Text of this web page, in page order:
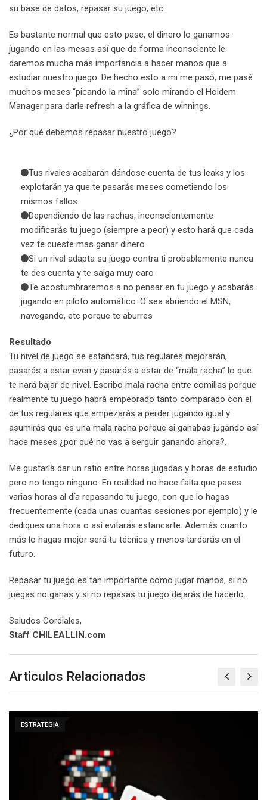
su base de datos, repasar su juego, etc.
Es bastante normal que esto pase, el dinero lo ganamos
jugando en las mesas así que de forma inconsciente le
daremos mucha más importancia a hacer manos que a
estudiar nuestro juego. De hecho esto a mi me pasó, me pasé
muchos meses “picando la mina” solo mirando el Holdem
Manager para darle refresh a la gráfica de winnings.
¿Por qué debemos repasar nuestro juego?
Tus rivales acabarán dándose cuenta de tus leaks y los
explotarán ya que te pasarás meses cometiendo los
mismos fallos
Dependiendo de las rachas, inconscientemente
modificarás tu juego (siempre a peor) y esto hará que cada
vez te cueste mas ganar dinero
Si un rival adapta su juego contra ti probablemente nunca
te des cuenta y te salga muy caro
Te acostumbraremos a no pensar en tu juego y acabarás
jugando en piloto automático. O sea abriendo el MSN,
navegando, etc porque te aburres
Resultado
Tu nivel de juego se estancará, tus regulares mejorarán,
pasarás a estar even y pasarás a estar de “mala racha” lo que
te hará bajar de nivel. Escribo mala racha entre comillas porque
realmente tu juego habrá empeorado tanto comparado con el
de tus regulares que empezarás a perder jugando igual y
asumirás que es una mala racha porque si ganabas jugando así
hace meses ¿por qué no vas a serguir ganando ahora?.
Me gustaría dar un ratio entre horas jugadas y horas de estudio
pero no tengo ninguno. En realidad no hace falta que pases
varias horas al día repasando tu juego, con que lo hagas
frecuentemente (cada unas cuantas sesiones por ejemplo) y le
dediques una hora o así evitarás estancarte. Además cuanto
más lo hagas mejor será tu técnica y menos tardarás en el
futuro.
Repasar tu juego es tan importante como jugar manos, si no
juegas no ganas y si no repasas tu juego dejarás de hacerlo.
Saludos Cordiales,
Staff CHILEALLIN.com
Articulos Relacionados
ESTRATEGIA